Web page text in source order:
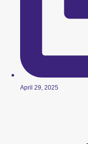
April 29, 2025